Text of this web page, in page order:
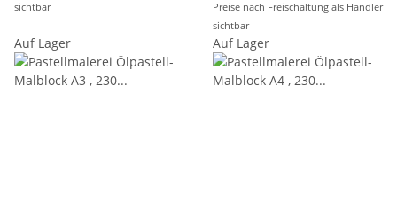
sichtbar
Preise nach Freischaltung als Händler
sichtbar
Auf Lager Auf Lager